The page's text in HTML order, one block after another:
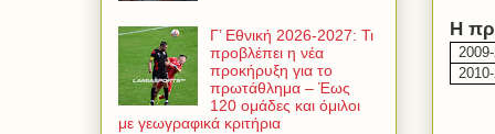
Η
Γ’ Εθνική 2026-2027: Τι
προβλέπει η νέα
προκήρυξη για το
πρωτάθλημα – Έως
120 ομάδες και όμιλοι
με γεωγραφικά κριτήρια